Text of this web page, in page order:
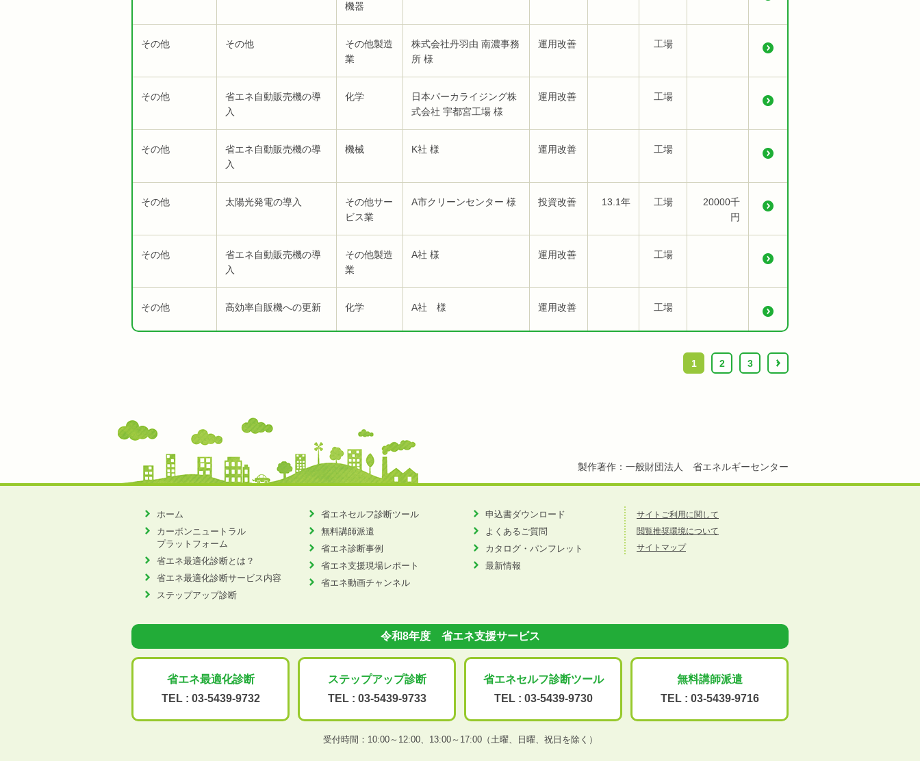
機器
その他 その他
その他製造
業
株式会社丹羽由 南濃事務
所 様
運用改善 工場
その他
省エネ自動販売機の導
入
化学
日本パーカライジング株
式会社 宇都宮工場 様
運用改善 工場
その他
省エネ自動販売機の導
入
機械 K社 様 運用改善 工場
その他 太陽光発電の導入
その他サー
ビス業
A市クリーンセンター 様 投資改善 13.1年 工場
20000千
円
その他
省エネ自動販売機の導
入
その他製造
業
A社 様 運用改善 工場
その他 高効率自販機への更新 化学 A社 様 運用改善 工場
1 2 3 ›
製作著作：一般財団法人 省エネルギーセンター
ホーム
カーボンニュートラル
プラットフォーム
省エネ最適化診断とは？
省エネ最適化診断サービス内容
ステップアップ診断
省エネセルフ診断ツール
無料講師派遣
省エネ診断事例
省エネ支援現場レポート
省エネ動画チャンネル
申込書ダウンロード
よくあるご質問
カタログ・パンフレット
最新情報
サイトご利用に関して
閲覧推奨環境について
サイトマップ
令和8年度 省エネ支援サービス
省エネ最適化診断
TEL : 03-5439-9732
ステップアップ診断
TEL : 03-5439-9733
省エネセルフ診断ツール
TEL : 03-5439-9730
無料講師派遣
TEL : 03-5439-9716
受付時間：10:00～12:00、 13:00～17:00（土曜、日曜、祝日を除く）